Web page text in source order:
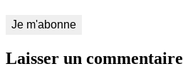
Laisser un commentaire